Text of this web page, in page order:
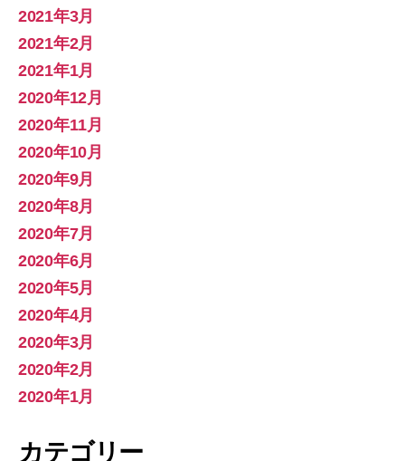
2021年3月
2021年2月
2021年1月
2020年12月
2020年11月
2020年10月
2020年9月
2020年8月
2020年7月
2020年6月
2020年5月
2020年4月
2020年3月
2020年2月
2020年1月
カテゴリー